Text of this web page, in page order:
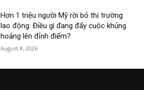
Hơn 1 triệu người Mỹ rời bỏ thị trường
lao động: Điều gì đang đẩy cuộc khủng
hoảng lên đỉnh điểm?
August 8, 2026